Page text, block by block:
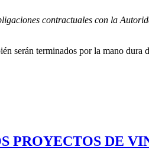
contractuales con la
serán terminados por la mano dura
PROYECTOS DE